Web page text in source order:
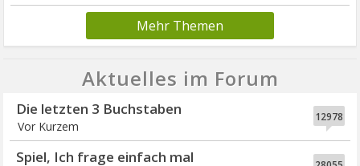
Mehr Themen
Aktuelles im Forum
12978
Die letzten 3 Buchstaben
Vor Kurzem
Spiel, Ich frage einfach mal